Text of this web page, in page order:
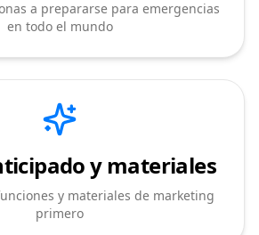
a prepararse para emergencias
en todo el mundo
y materiales
y materiales de marketing
primero